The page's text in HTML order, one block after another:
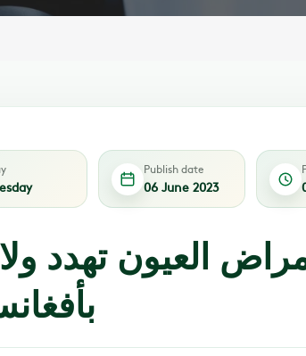
Publish date
06 June 2023
العيون تهدد